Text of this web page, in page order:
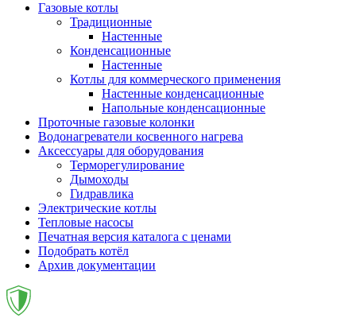
Газовые котлы
Традиционные
Настенные
Конденсационные
Настенные
Котлы для коммерческого применения
Настенные конденсационные
Напольные конденсационные
Проточные газовые колонки
Водонагреватели косвенного нагрева
Аксессуары для оборудования
Терморегулирование
Дымоходы
Гидравлика
Электрические котлы
Тепловые насосы
Печатная версия каталога с ценами
Подобрать котёл
Архив документации